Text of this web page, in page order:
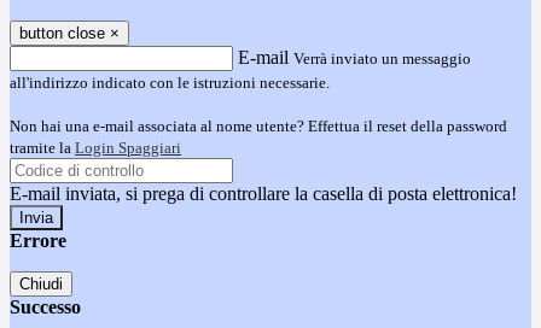
button close ×
E-mail Verrà inviato un messaggio
all'indirizzo indicato con le istruzioni necessarie.
Non hai una e-mail associata al nome utente? Effettua il reset della password
tramite la Login Spaggiari
E-mail inviata, si prega di controllare la casella di posta elettronica!
Errore
Chiudi
Successo